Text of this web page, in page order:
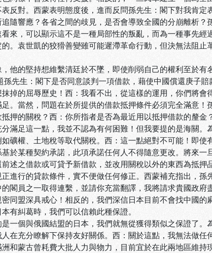
反對。西蒙表明態度後，進而反問孫先生：閣下對我肯
隨響應？各省之間的歧見，是否會導致全國的分崩離析
來，可以顯示這不是一種局部性的叛亂，而為一種事先
。袁世凱的狡猾善變雖可能遲滯革命行動，但決無法阻
他的堅持想維繫清廷於不墜，即使削弱自己的權利至於
孫先生：閣下是否同意談判一項借款，藉使中國償還庚子
掉的屈辱歷史！西：我看不出，從這樣的運用，你們將
。當然，問題在於所提供的借款抵押條件必須完全滿意！
押的關稅？西：你所指者是否為最近用以抵押借款的釐金
滿足這一點，我並不認為有何困難！但我要提的是海關
礦權、土地稅等取代關稅。西：這一點絕對不可能！即使
於某種契約承諾，此項承諾任何人不得隨意更改。將來
述之借款或可貸予新借款，並改用關稅以外的東西為抵
進行的貸款條件，實不便做任何修正。西蒙補充指出，
閣員之一取得連繫，並請你充當翻譯，我將請求貴國政
同盟深具戒心！相反的，我們深信日本目前不會找中國
有糾葛時，我們可以信賴此種保證。
一個與俄國結盟的日本，我們就無從獲得類似之保證了
在充分瞭解下保持友好關係。西：關於這點，我無法做
和蒙古曾耗費大批人力與物力，目前宜於在此兩地區維